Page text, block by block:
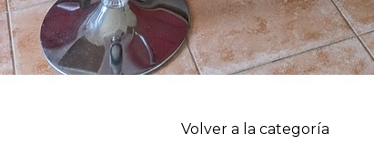
Volver a la categoría